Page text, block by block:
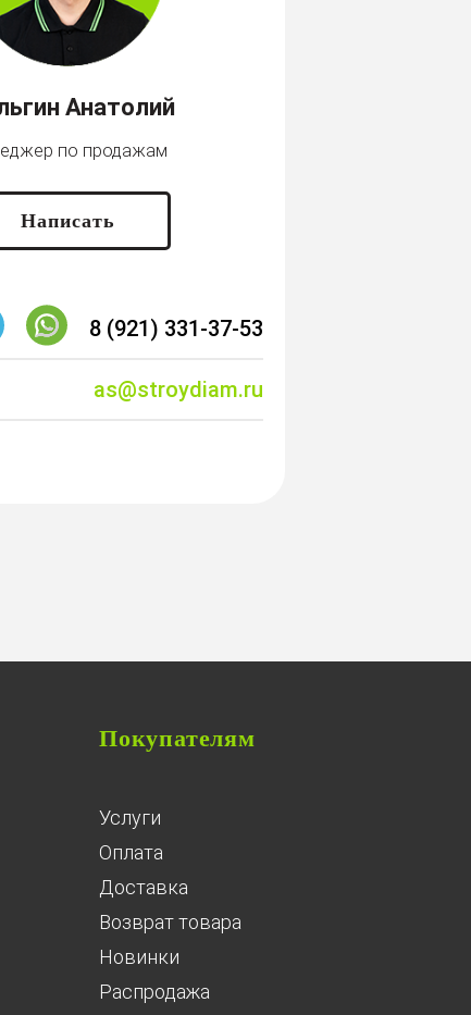
Анатолий
по продажам
Написать
8 (921) 331-37-53
as@stroydiam.ru
Покупателям
Услуги
Оплата
Доставка
Возврат товара
Новинки
Распродажа